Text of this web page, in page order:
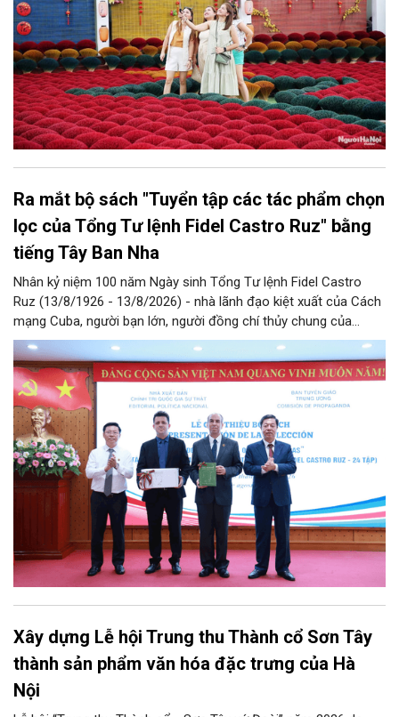
Ra mắt bộ sách "Tuyển tập các tác phẩm chọn
lọc của Tổng Tư lệnh Fidel Castro Ruz" bằng
tiếng Tây Ban Nha
Nhân kỷ niệm 100 năm Ngày sinh Tổng Tư lệnh Fidel Castro
Ruz (13/8/1926 - 13/8/2026) - nhà lãnh đạo kiệt xuất của Cách
mạng Cuba, người bạn lớn, người đồng chí thủy chung của
Đảng, Nhà nước và nhân dân Việt Nam, chiều 5/8, tại Hà Nội,
Nhà xuất bản Chính trị quốc gia Sự thật phối hợp với Ban Tuyên
giáo Trung ương tổ chức Lễ giới thiệu bộ sách “Tuyển tập các
tác phẩm chọn lọc của Tổng Tư lệnh Fidel Castro Ruz” gồm 24
tập bằng tiếng Tây Ban Nha.
Xây dựng Lễ hội Trung thu Thành cổ Sơn Tây
thành sản phẩm văn hóa đặc trưng của Hà
Nội